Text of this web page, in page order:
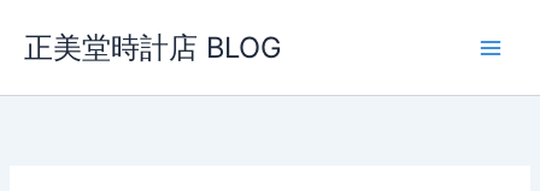
ス
正美堂時計店 BLOG